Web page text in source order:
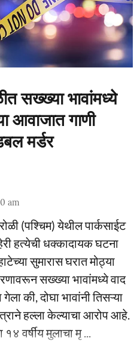
सख्ख्या भावांमध्ये
आवाजात गाणी
मर्डर
am
(पश्चिम) येथील पार्कसाईट
हत्येची धक्कादायक घटना
सुमारास घरात मोठ्या
सख्ख्या भावांमध्ये वाद
की, दोघा भावांनी तिसऱ्या
हल्ला केल्याचा आरोप आहे.
वर्षीय मुलाचा मृ ...